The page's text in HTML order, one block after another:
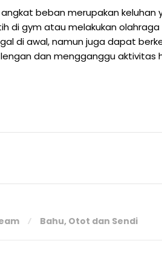
beban merupakan
di gym atau melakukan
di awal, namun juga dapat
dan mengganggu aktivitas
Bahu, Otot dan Sendi